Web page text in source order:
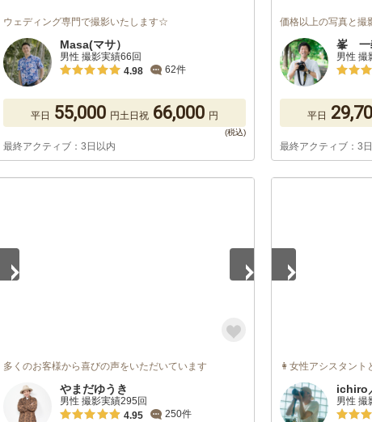
ウェディング専門で撮影いたします☆
Masa(マサ）
男性 撮影実績66回
4.98
62件
平日 55,000 円土日祝 66,000 円
最終アクティブ：3日以内
価格以上の写真と
峯 一
男性 撮
平日
最終アクティブ：3
多くのお客様から喜びの声をいただいています
やまだゆうき
男性 撮影実績295回
4.95
250件
👩‍女性アシスタント
ichiro
男性 撮